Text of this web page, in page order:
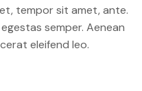
tempor sit amet, ante.
semper. Aenean
eleifend leo.